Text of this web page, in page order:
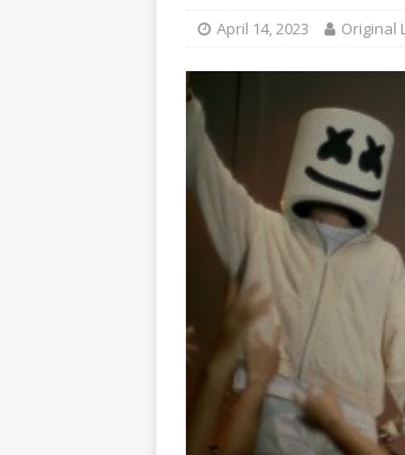
April 14, 2023 Original